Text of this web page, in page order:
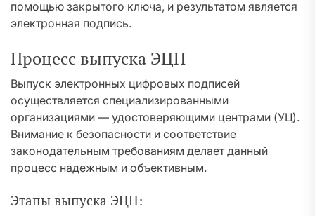
помощью закрытого ключа, и результатом является
электронная подпись.
Процесс выпуска ЭЦП
Выпуск электронных цифровых подписей
осуществляется специализированными
организациями — удостоверяющими центрами (УЦ).
Внимание к безопасности и соответствие
законодательным требованиям делает данный
процесс надежным и объективным.
Этапы выпуска ЭЦП: